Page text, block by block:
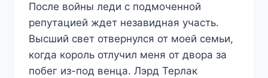
После войны леди с подмоченной
репутацией ждет незавидная участь.
Высший свет отвернулся от моей семьи,
когда король отлучил меня от двора за
побег из-под венца. Лэрд Терлак